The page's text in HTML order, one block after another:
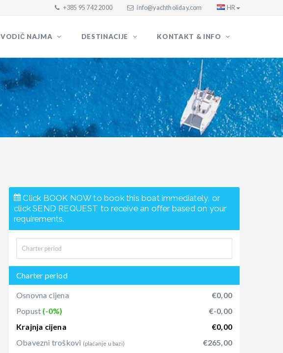
+385 95 742 2000 info@yachtholiday.com HR
VODIČ NAJMA DESTINACIJE KONTAKT & INFO
Click BOOK NOW to book this boat immediately, or
click SEND REQUEST to receive an offer based on your
requirements.
Charter period
Osnovna cijena
€0,00
Popust (-0%)
€-0,00
Krajnja cijena
€0,00
Obavezni troškovi (plaćanje u bazi)
€265,00